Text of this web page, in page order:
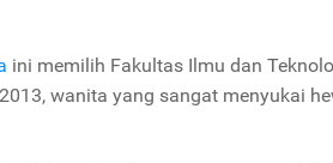
ini memilih Fakultas Ilmu dan
wanita yang sangat menyukai